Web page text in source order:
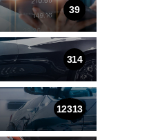
39
314
12313